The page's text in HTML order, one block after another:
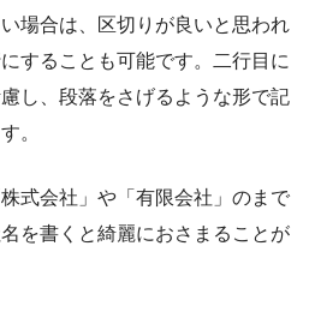
場合は、区切りが良いと思われ
することも可能です。二行目に
し、段落をさげるような形で記
。
式会社」や「有限会社」のまで
を書くと綺麗におさまることが